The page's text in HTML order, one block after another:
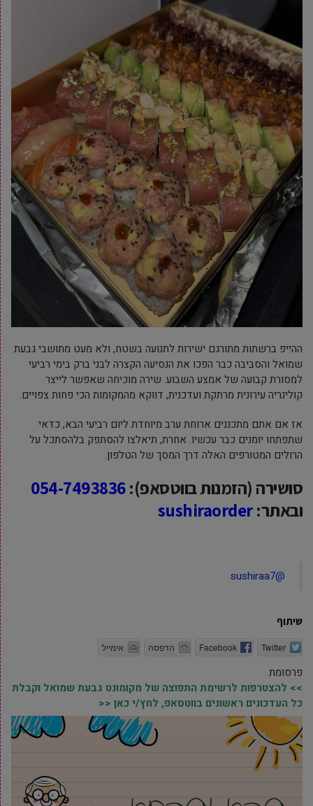
ההייפ ברשתות מתורגם ישירות לתנועה בשטח, ולא מעט מתושבי גבעת
שמואל והסביבה כבר הפכו את הנסיעה הקצרה לבני ברק בימי רביעי
למסורת קבועה של אמצע השבוע. שירה מוכיחה שאפשר לייצר
קולינריה עירונית מרתקת ועדכנית, דווקא מהמקומות הכי פחות צפויים.
אז אם אתם מתכננים ארוחת ערב מיוחדת ליום רביעי הבא, כדאי
שתפתחו יומנים כבר עכשיו. אחרת, תיאלצו להסתפק בלהסתכל על
הרולים המטורפים האלה דרך המסך של הטלפון.
סושירה (הזמנות בווטסאפ):054-7493836
ובאתר:sushiraorder
@sushiraa7
שיתוף
Twitter
Facebook הדפסה אימייל
פרסומת
>> להצטרפות לרשימת התפוצה של מקומונט גבעת שמואל וקבלת
כל העדכונים ראשונים בווטסאפ, לחץ/י כאן <<